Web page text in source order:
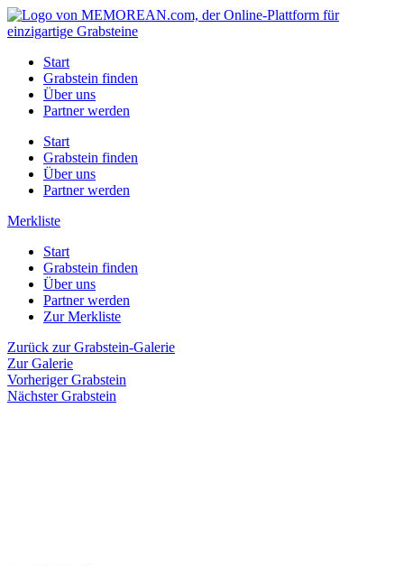
Zum
Inhalt
Start
Grabstein finden
Über uns
Partner werden
Start
Grabstein finden
Über uns
Partner werden
Merkliste
Start
Grabstein finden
Über uns
Partner werden
Zur Merkliste
Zurück zur Grabstein-Galerie
Zur Galerie
Vorheriger Grabstein
Nächster Grabstein